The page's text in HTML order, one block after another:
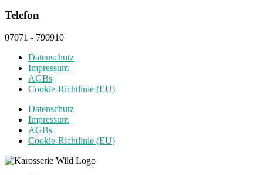
Telefon
07071 - 790910
Datenschutz
Impressum
AGBs
Cookie-Richtlinie (EU)
Datenschutz
Impressum
AGBs
Cookie-Richtlinie (EU)